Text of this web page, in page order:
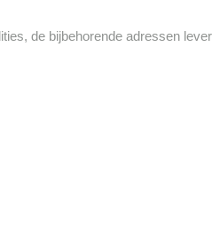
de bijbehorende adressen